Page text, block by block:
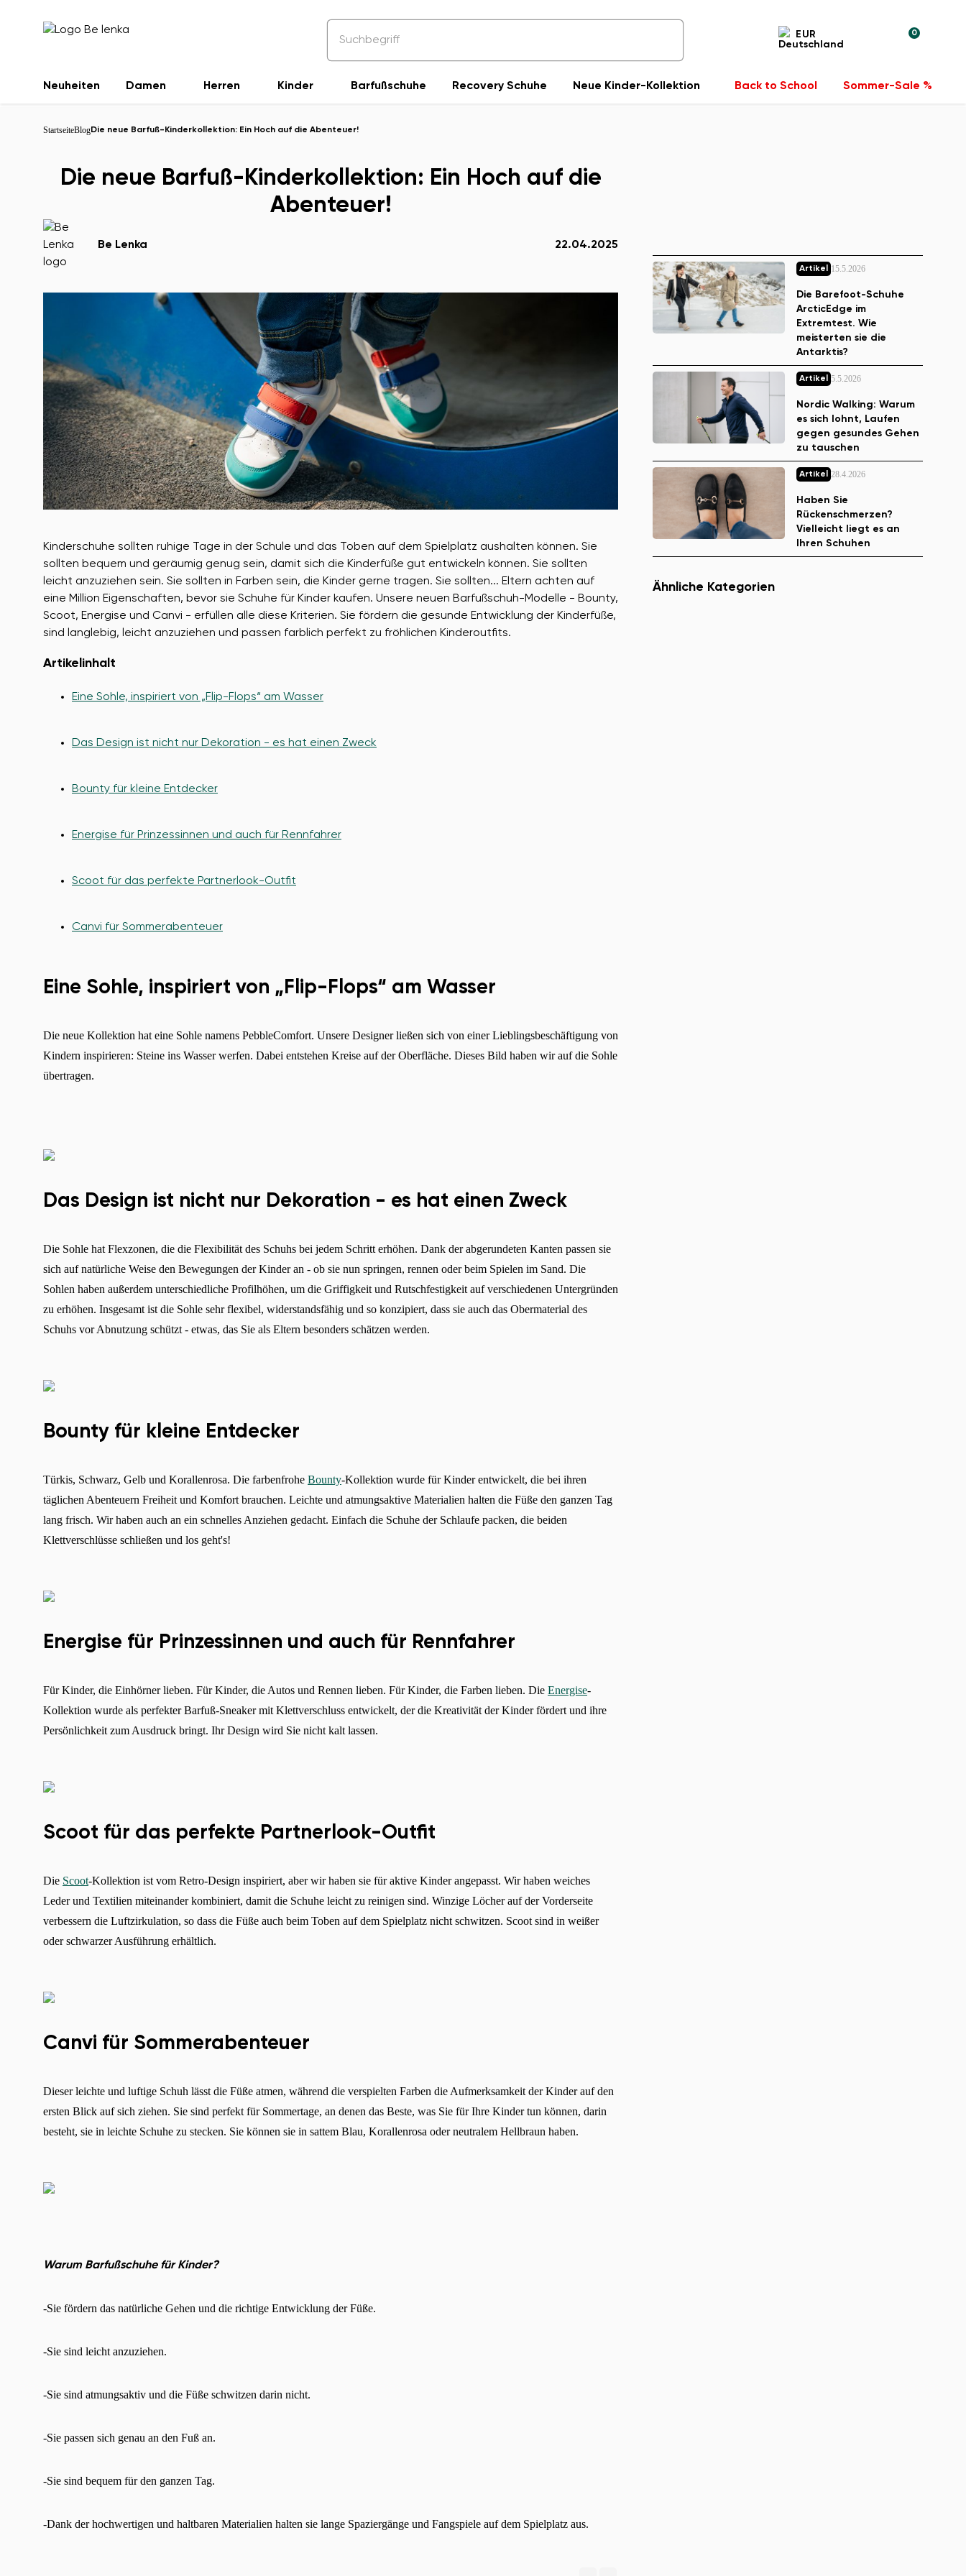
EUR 0
Neuheiten Damen Herren Kinder Barfußschuhe Recovery Schuhe Neue Kinder-Kollektion Back to School Sommer-Sale %
Land ändern
StartseiteBlogDie neue Barfuß-Kinderkollektion: Ein Hoch auf die Abenteuer!
Die neue Barfuß-Kinderkollektion: Ein Hoch auf die
Abenteuer!
Be Lenka 22.04.2025
Kinderschuhe sollten ruhige Tage in der Schule und das Toben auf dem Spielplatz aushalten können. Sie
sollten bequem und geräumig genug sein, damit sich die Kinderfüße gut entwickeln können. Sie sollten
leicht anzuziehen sein. Sie sollten in Farben sein, die Kinder gerne tragen. Sie sollten... Eltern achten auf
eine Million Eigenschaften, bevor sie Schuhe für Kinder kaufen. Unsere neuen Barfußschuh-Modelle - Bounty,
Scoot, Energise und Canvi - erfüllen alle diese Kriterien. Sie fördern die gesunde Entwicklung der Kinderfüße,
sind langlebig, leicht anzuziehen und passen farblich perfekt zu fröhlichen Kinderoutfits.
Artikelinhalt
Eine Sohle, inspiriert von „Flip-Flops“ am Wasser
Das Design ist nicht nur Dekoration - es hat einen Zweck
Bounty für kleine Entdecker
Energise für Prinzessinnen und auch für Rennfahrer
Scoot für das perfekte Partnerlook-Outfit
Canvi für Sommerabenteuer
Eine Sohle, inspiriert von „Flip-Flops“ am Wasser
Die neue Kollektion hat eine Sohle namens PebbleComfort. Unsere Designer ließen sich von einer Lieblingsbeschäftigung von
Kindern inspirieren: Steine ins Wasser werfen. Dabei entstehen Kreise auf der Oberfläche. Dieses Bild haben wir auf die Sohle
übertragen.
Das Design ist nicht nur Dekoration - es hat einen Zweck
Die Sohle hat Flexzonen, die die Flexibilität des Schuhs bei jedem Schritt erhöhen. Dank der abgerundeten Kanten passen sie
sich auf natürliche Weise den Bewegungen der Kinder an - ob sie nun springen, rennen oder beim Spielen im Sand. Die
Sohlen haben außerdem unterschiedliche Profilhöhen, um die Griffigkeit und Rutschfestigkeit auf verschiedenen Untergründen
zu erhöhen. Insgesamt ist die Sohle sehr flexibel, widerstandsfähig und so konzipiert, dass sie auch das Obermaterial des
Schuhs vor Abnutzung schützt - etwas, das Sie als Eltern besonders schätzen werden.
Bounty für kleine Entdecker
Türkis, Schwarz, Gelb und Korallenrosa. Die farbenfrohe Bounty-Kollektion wurde für Kinder entwickelt, die bei ihren
täglichen Abenteuern Freiheit und Komfort brauchen. Leichte und atmungsaktive Materialien halten die Füße den ganzen Tag
lang frisch. Wir haben auch an ein schnelles Anziehen gedacht. Einfach die Schuhe der Schlaufe packen, die beiden
Klettverschlüsse schließen und los geht's!
Energise für Prinzessinnen und auch für Rennfahrer
Für Kinder, die Einhörner lieben. Für Kinder, die Autos und Rennen lieben. Für Kinder, die Farben lieben. Die Energise-
Kollektion wurde als perfekter Barfuß-Sneaker mit Klettverschluss entwickelt, der die Kreativität der Kinder fördert und ihre
Persönlichkeit zum Ausdruck bringt. Ihr Design wird Sie nicht kalt lassen.
Scoot für das perfekte Partnerlook-Outfit
Die Scoot-Kollektion ist vom Retro-Design inspiriert, aber wir haben sie für aktive Kinder angepasst. Wir haben weiches
Leder und Textilien miteinander kombiniert, damit die Schuhe leicht zu reinigen sind. Winzige Löcher auf der Vorderseite
verbessern die Luftzirkulation, so dass die Füße auch beim Toben auf dem Spielplatz nicht schwitzen. Scoot sind in weißer
oder schwarzer Ausführung erhältlich.
Canvi für Sommerabenteuer
Dieser leichte und luftige Schuh lässt die Füße atmen, während die verspielten Farben die Aufmerksamkeit der Kinder auf den
ersten Blick auf sich ziehen. Sie sind perfekt für Sommertage, an denen das Beste, was Sie für Ihre Kinder tun können, darin
besteht, sie in leichte Schuhe zu stecken. Sie können sie in sattem Blau, Korallenrosa oder neutralem Hellbraun haben.
Warum Barfußschuhe für Kinder?
-Sie fördern das natürliche Gehen und die richtige Entwicklung der Füße.
-Sie sind leicht anzuziehen.
-Sie sind atmungsaktiv und die Füße schwitzen darin nicht.
-Sie passen sich genau an den Fuß an.
-Sie sind bequem für den ganzen Tag.
-Dank der hochwertigen und haltbaren Materialien halten sie lange Spaziergänge und Fangspiele auf dem Spielplatz aus.
Artikel 15.5.2026
Die Barefoot-Schuhe
ArcticEdge im
Extremtest. Wie
meisterten sie die
Antarktis?
Artikel 5.5.2026
Nordic Walking: Warum
es sich lohnt, Laufen
gegen gesundes Gehen
zu tauschen
Artikel 28.4.2026
Haben Sie
Rückenschmerzen?
Vielleicht liegt es an
Ihren Schuhen
Ähnliche Kategorien